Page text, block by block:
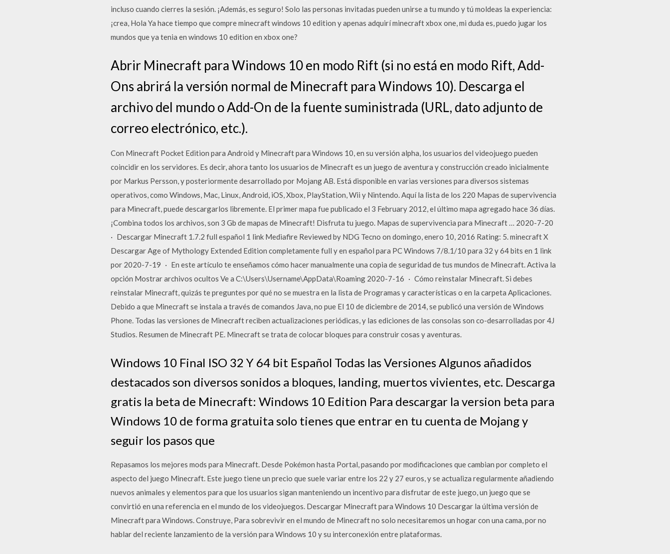
incluso cuando cierres la sesión. ¡Además, es seguro! Solo las personas invitadas pueden unirse a tu mundo y tú moldeas la experiencia:
¡crea, Hola Ya hace tiempo que compre minecraft windows 10 edition y apenas adquirí minecraft xbox one, mi duda es, puedo jugar los
mundos que ya tenia en windows 10 edition en xbox one?
Abrir Minecraft para Windows 10 en modo Rift (si no está en modo Rift, Add-
Ons abrirá la versión normal de Minecraft para Windows 10). Descarga el
archivo del mundo o Add-On de la fuente suministrada (URL, dato adjunto de
correo electrónico, etc.).
Con Minecraft Pocket Edition para Android y Minecraft para Windows 10, en su versión alpha, los usuarios del videojuego pueden
coincidir en los servidores. Es decir, ahora tanto los usuarios de Minecraft es un juego de aventura y construcción creado inicialmente
por Markus Persson, y posteriormente desarrollado por Mojang AB. Está disponible en varias versiones para diversos sistemas
operativos, como Windows, Mac, Linux, Android, iOS, Xbox, PlayStation, Wii y Nintendo. Aquí la lista de los 220 Mapas de supervivencia
para Minecraft, puede descargarlos libremente. El primer mapa fue publicado el 3 February 2012, el último mapa agregado hace 36 días.
¡Combina todos los archivos, son 3 Gb de mapas de Minecraft! Disfruta tu juego. Mapas de supervivencia para Minecraft … 2020-7-20
· Descargar Minecraft 1.7.2 full español 1 link Mediafire Reviewed by NDG Tecno on domingo, enero 10, 2016 Rating: 5. minecraft X
Descargar Age of Mythology Extended Edition completamente full y en español para PC Windows 7/8.1/10 para 32 y 64 bits en 1 link
por 2020-7-19 · En este artículo te enseñamos cómo hacer manualmente una copia de seguridad de tus mundos de Minecraft. Activa la
opción Mostrar archivos ocultos Ve a C:\Users\Username\AppData\Roaming 2020-7-16 · Cómo reinstalar Minecraft. Si debes
reinstalar Minecraft, quizás te preguntes por qué no se muestra en la lista de Programas y características o en la carpeta Aplicaciones.
Debido a que Minecraft se instala a través de comandos Java, no pue El 10 de diciembre de 2014, se publicó una versión de Windows
Phone. Todas las versiones de Minecraft reciben actualizaciones periódicas, y las ediciones de las consolas son co-desarrolladas por 4J
Studios. Resumen de Minecraft PE. Minecraft se trata de colocar bloques para construir cosas y aventuras.
Windows 10 Final ISO 32 Y 64 bit Español Todas las Versiones Algunos añadidos
destacados son diversos sonidos a bloques, landing, muertos vivientes, etc. Descarga
gratis la beta de Minecraft: Windows 10 Edition Para descargar la version beta para
Windows 10 de forma gratuita solo tienes que entrar en tu cuenta de Mojang y
seguir los pasos que
Repasamos los mejores mods para Minecraft. Desde Pokémon hasta Portal, pasando por modificaciones que cambian por completo el
aspecto del juego Minecraft. Este juego tiene un precio que suele variar entre los 22 y 27 euros, y se actualiza regularmente añadiendo
nuevos animales y elementos para que los usuarios sigan manteniendo un incentivo para disfrutar de este juego, un juego que se
convirtió en una referencia en el mundo de los videojuegos. Descargar Minecraft para Windows 10 Descargar la última versión de
Minecraft para Windows. Construye, Para sobrevivir en el mundo de Minecraft no solo necesitaremos un hogar con una cama, por no
hablar del reciente lanzamiento de la versión para Windows 10 y su interconexión entre plataformas.